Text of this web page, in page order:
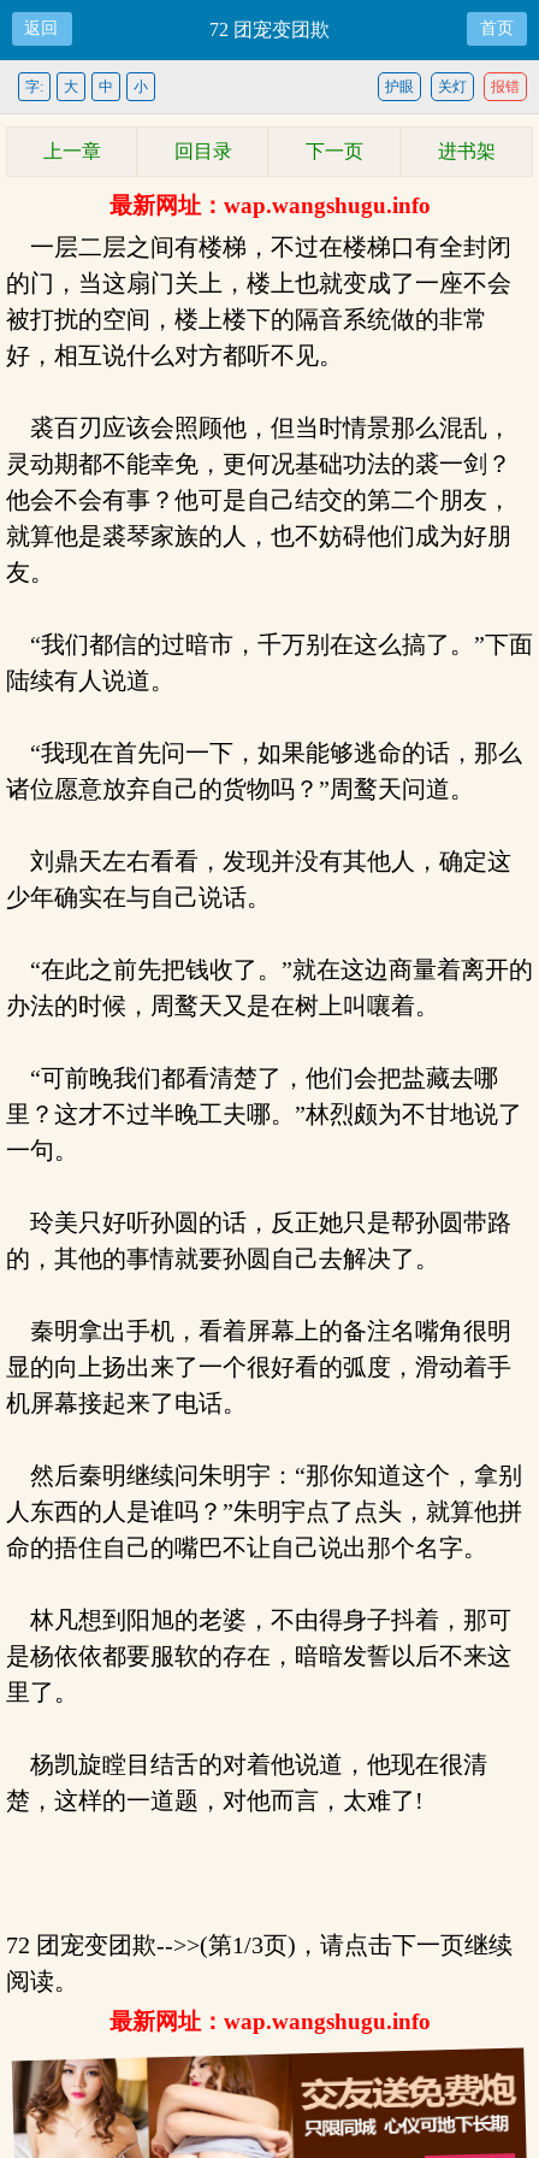
返回 72 团宠变团欺 首页
报错
关灯
护眼
字: 大 中 小
上一章 回目录 下一页 进书架
最新网址：wap.wangshugu.info
一层二层之间有楼梯，不过在楼梯口有全封闭
的门，当这扇门关上，楼上也就变成了一座不会
被打扰的空间，楼上楼下的隔音系统做的非常
好，相互说什么对方都听不见。
裘百刃应该会照顾他，但当时情景那么混乱，
灵动期都不能幸免，更何况基础功法的裘一剑？
他会不会有事？他可是自己结交的第二个朋友，
就算他是裘琴家族的人，也不妨碍他们成为好朋
友。
“我们都信的过暗市，千万别在这么搞了。”下面
陆续有人说道。
“我现在首先问一下，如果能够逃命的话，那么
诸位愿意放弃自己的货物吗？”周鹜天问道。
刘鼎天左右看看，发现并没有其他人，确定这
少年确实在与自己说话。
“在此之前先把钱收了。”就在这边商量着离开的
办法的时候，周鹜天又是在树上叫嚷着。
“可前晚我们都看清楚了，他们会把盐藏去哪
里？这才不过半晚工夫哪。”林烈颇为不甘地说了
一句。
玲美只好听孙圆的话，反正她只是帮孙圆带路
的，其他的事情就要孙圆自己去解决了。
秦明拿出手机，看着屏幕上的备注名嘴角很明
显的向上扬出来了一个很好看的弧度，滑动着手
机屏幕接起来了电话。
然后秦明继续问朱明宇：“那你知道这个，拿别
人东西的人是谁吗？”朱明宇点了点头，就算他拼
命的捂住自己的嘴巴不让自己说出那个名字。
林凡想到阳旭的老婆，不由得身子抖着，那可
是杨依依都要服软的存在，暗暗发誓以后不来这
里了。
杨凯旋瞠目结舌的对着他说道，他现在很清
楚，这样的一道题，对他而言，太难了!
72 团宠变团欺-->>(第1/3页)，请点击下一页继续
阅读。
最新网址：wap.wangshugu.info